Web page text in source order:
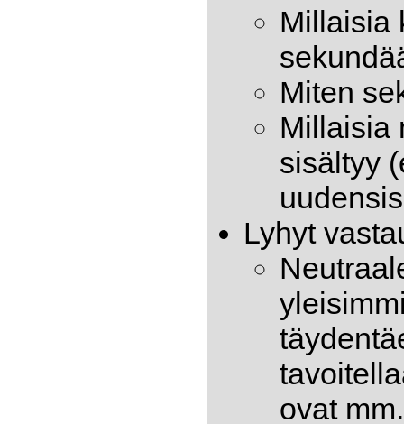
Millaisia
Miten
Millaisia
sisältyy
Lyhyt
ovat